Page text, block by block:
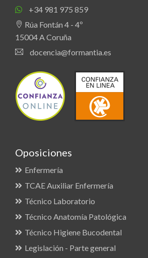
+34 981 975 859
Rúa Fontán 4 - 4º
15004 A Coruña
docencia@formantia.es
Oposiciones
Enfermería
TCAE Auxiliar Enfermería
Técnico Laboratorio
Técnico Anatomía Patológica
Técnico Higiene Bucodental
Legislación - Parte general